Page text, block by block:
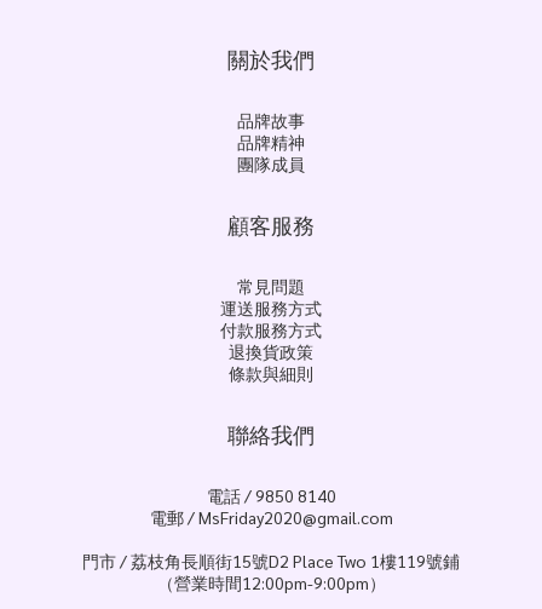
關於我們
品牌故事
品牌精神
團隊成員
顧客服務
常見問題
運送服務方式
付款服務方式
退換貨政策
條款與細則
聯絡我們
電話 / 9850 8140
電郵 / MsFriday2020@gmail.com
門市 / 荔枝角長順街15號D2 Place Two 1樓119號鋪
（營業時間12:00pm-9:00pm）